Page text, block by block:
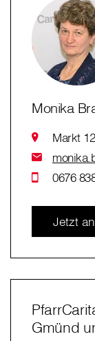
Monika
Markt
0676
Jetzt
Gmünd